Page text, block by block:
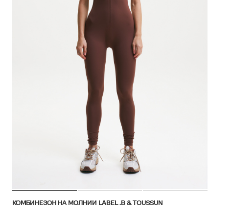
КОМБИНЕЗОН НА МОЛНИИ LABEL .B & TOUSSUN